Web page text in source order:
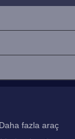
Daha fazla araç